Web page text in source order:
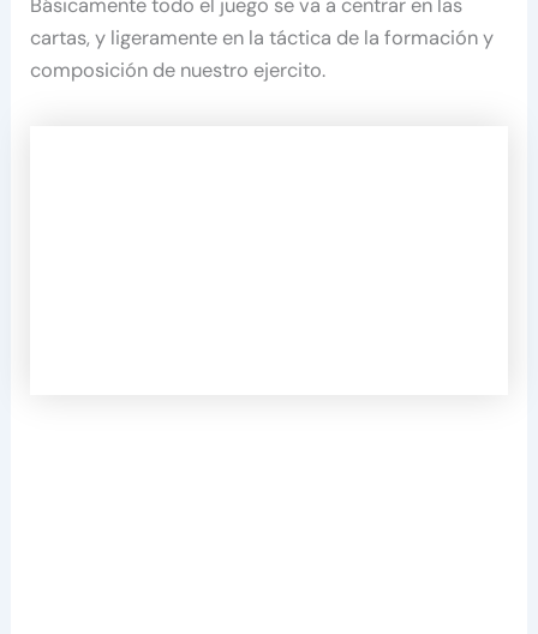
Básicamente todo el juego se va a centrar en las
cartas, y ligeramente en la táctica de la formación y
composición de nuestro ejercito.